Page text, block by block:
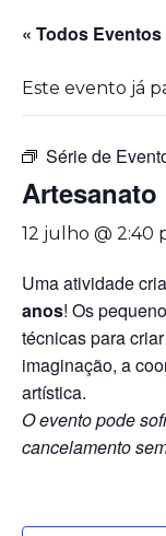
« Todos Eventos
Este evento já
Série de
Artesanato
12 julho @ 2:40
Uma atividade
anos! Os
técnicas para
imaginação, a
artística.
O evento pode
cancelamento